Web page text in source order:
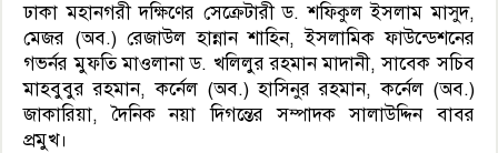
ঢাকা মহানগরী দক্ষিণের সেক্রেটারী ড. শফিকুল ইসলাম মাসুদ,
মেজর (অব.) রেজাউল হান্নান শাহিন, ইসলামিক ফাউন্ডেশনের
গভর্নর মুফতি মাওলানা ড. খলিলুর রহমান মাদানী, সাবেক সচিব
মাহবুবুর রহমান, কর্নেল (অব.) হাসিনুর রহমান, কর্নেল (অব.)
জাকারিয়া, দৈনিক নয়া দিগন্তের সম্পাদক সালাউদ্দিন বাবর
প্রমুখ।